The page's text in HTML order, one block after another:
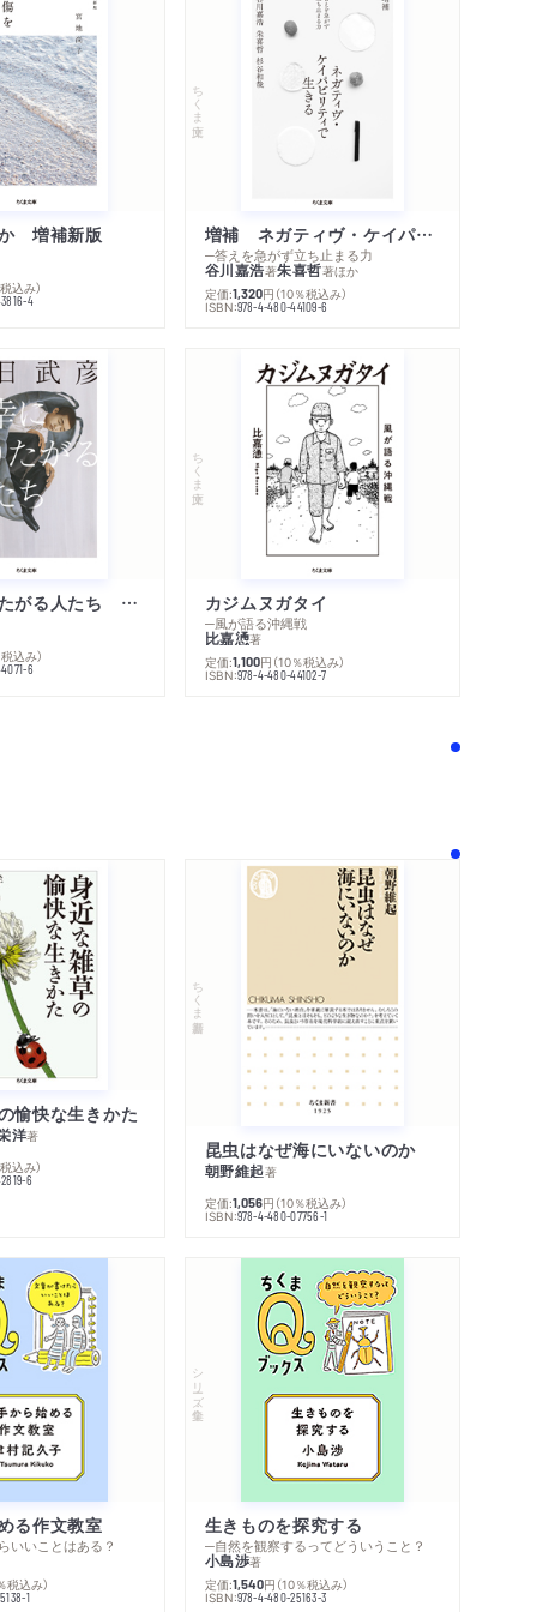
増補新版
込み）
4
ちくま文庫
増補 ネガティヴ・ケイパビリティで生きる
─答えを急がず立ち止まる力
谷川嘉浩著朱喜哲著ほか
定価:1,320円 （10％税込み）
ISBN:978-4-480-44109-6
不幸になりたがる人たち 増補新版
込み）
6
ちくま文庫
カジムヌガタイ
─風が語る沖縄戦
比嘉慂著
定価:1,100円 （10％税込み）
ISBN:978-4-480-44102-7
愉快な生きかた
洋著
込み）
6
ちくま新書
昆虫はなぜ海にいないのか
朝野維起著
定価:1,056円 （10％税込み）
ISBN:978-4-480-07756-1
る作文教室
いいことはある？
税込み）
1
シリーズ・全集
生きものを探究する
─自然を観察するってどういうこと？
小島渉著
定価:1,540円 （10％税込み）
ISBN:978-4-480-25163-3